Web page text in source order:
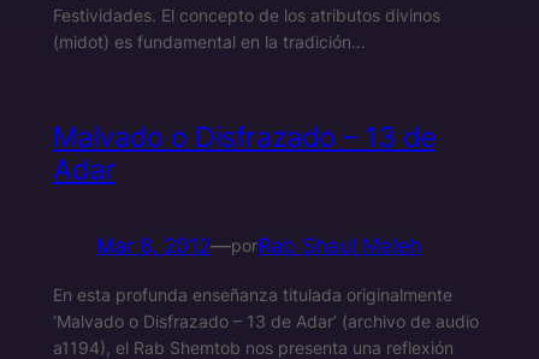
Festividades. El concepto de los atributos divinos
(midot) es fundamental en la tradición…
Malvado o Disfrazado – 13 de
Adar
Mar 8, 2012—porRab Shaul Maleh
En esta profunda enseñanza titulada originalmente
‘Malvado o Disfrazado – 13 de Adar’ (archivo de audio
a1194), el Rab Shemtob nos presenta una reflexión